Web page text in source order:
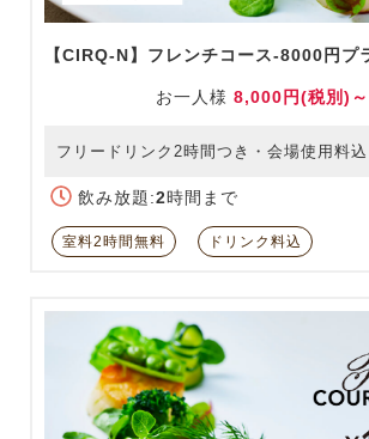
【CIRQ-N】フレンチコース-8000円プ
お一人様 8,000円(税別)～
フリードリンク2時間つき・会場使用料込
飲み放題:2時間まで
室料2時間無料 ドリンク料込